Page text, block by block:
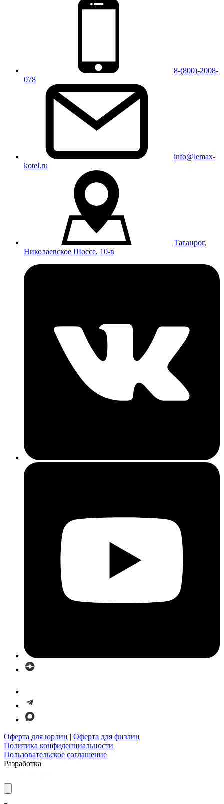
8-(800)-2008-
078
info@lemax-
kotel.ru
Таганрог,
Николаевское Шоссе, 10-в
Оферта для юрлиц | Оферта для физлиц
Политика конфиденциальности
Пользовательское соглашение
Разработка